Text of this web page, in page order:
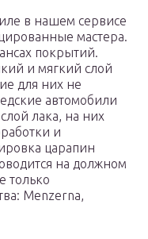
в нашем сервисе
мастера.
покрытий.
и мягкий слой
для них не
автомобили
лака, на них
и
царапин
на должном
только
Menzerna,